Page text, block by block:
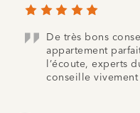
De très bons
appartement
l’écoute, experts
conseille vivement